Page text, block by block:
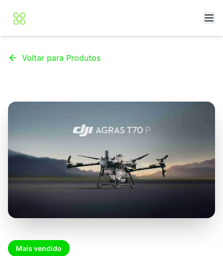
Voltar para Produtos
Mais vendido